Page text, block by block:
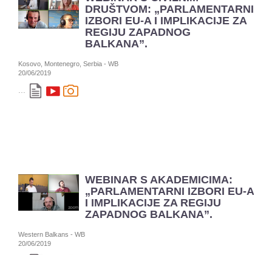
DRUŠTVOM: „PARLAMENTARNI
IZBORI EU-A I IMPLIKACIJE ZA
REGIJU ZAPADNOG
BALKANA”.
Kosovo, Montenegro, Serbia - WB
20/06/2019
...
WEBINAR S AKADEMICIMA:
„PARLAMENTARNI IZBORI EU-A
I IMPLIKACIJE ZA REGIJU
ZAPADNOG BALKANA”.
Western Balkans - WB
20/06/2019